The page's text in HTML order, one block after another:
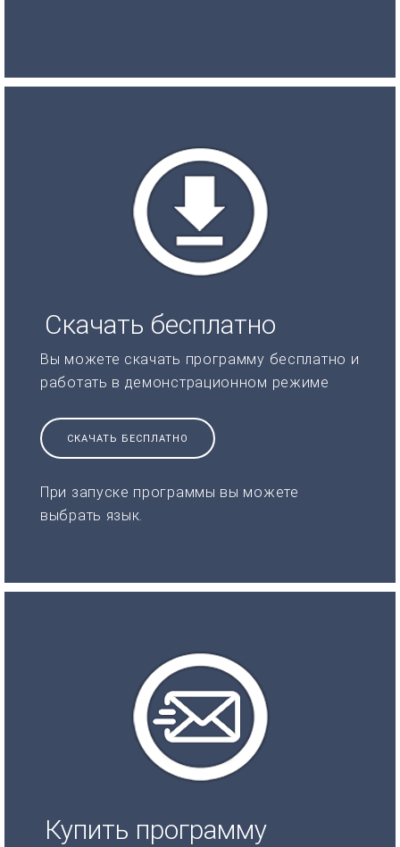
Скачать бесплатно
Вы можете скачать программу бесплатно и
работать в демонстрационном режиме
СКАЧАТЬ БЕСПЛАТНО
При запуске программы вы можете
выбрать язык.
Купить программу